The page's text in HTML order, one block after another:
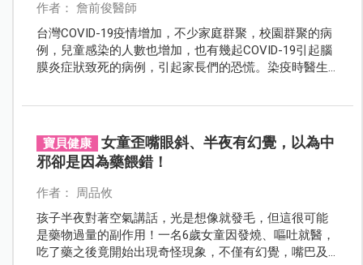
作者： 詹前俊醫師
台灣COVID-19疫情增加，不少家庭群聚，校園群聚的病
例，兒童感染的人數也增加，也有幾起COVID-19引起腦
膜炎症狀致死的病例，引起家長們的恐慌。染疫時醫生
不高，也建議就醫並安排轉送或打119。
寶貝健康
女童歪嘴眼斜、半夜有幻覺，以為中
邪卻是因為藥餵錯！
作者： 周品攸
孩子半夜對著空氣講話，光是想像就發毛，但這很可能
是藥物過量的副作用！一名6歲女童因發燒、嘔吐就醫，
吃了藥之後竟開始出現奇怪現象，不僅有幻覺，嘴巴及